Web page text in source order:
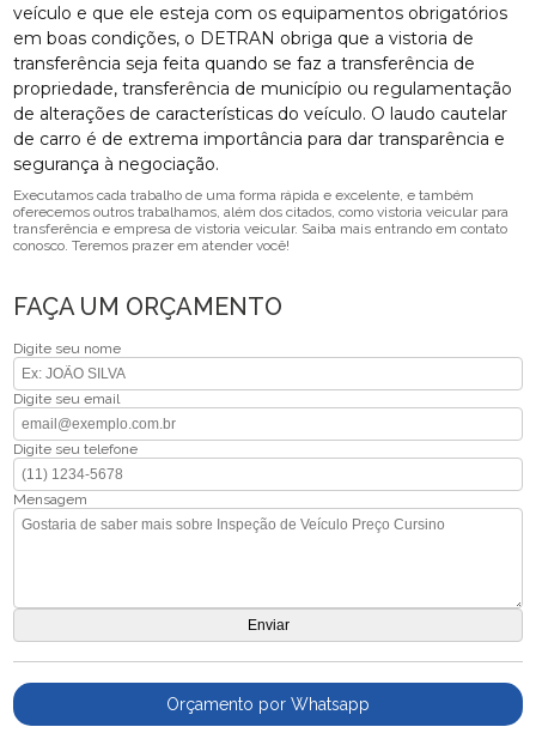
veículo e que ele esteja com os equipamentos obrigatórios
em boas condições, o DETRAN obriga que a vistoria de
transferência seja feita quando se faz a transferência de
propriedade, transferência de município ou regulamentação
de alterações de características do veículo. O laudo cautelar
de carro é de extrema importância para dar transparência e
segurança à negociação.
Executamos cada trabalho de uma forma rápida e excelente, e também
oferecemos outros trabalhamos, além dos citados, como vistoria veicular para
transferência e empresa de vistoria veicular. Saiba mais entrando em contato
conosco. Teremos prazer em atender você!
FAÇA UM ORÇAMENTO
Digite seu nome
Digite seu email
Digite seu telefone
Mensagem
Orçamento por Whatsapp